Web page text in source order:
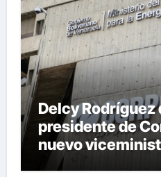
Delcy Rodríguez
presidente de
nuevo
Eléctricos